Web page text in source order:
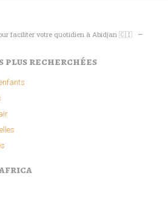
faciliter votre quotidien à Abidjan 🇨🇮
plus recherchées